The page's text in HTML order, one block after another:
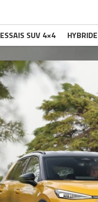
ESSAIS SUV 4×4 HYBRIDE